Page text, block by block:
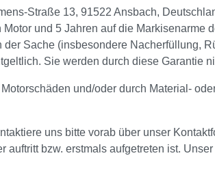
Straße 13, 91522 Ansbach,
und 5 Jahren auf die
Sache (insbesondere Nacherfüllung,
Sie werden durch diese Garantie
und/oder durch Material-
uns bitte vorab über unser
auftritt bzw. erstmals aufgetreten ist.